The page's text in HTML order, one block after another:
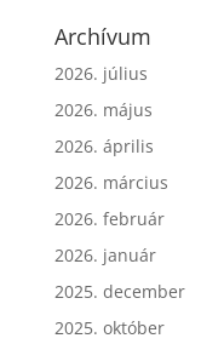
Archívum
2026. július
2026. május
2026. április
2026. március
2026. február
2026. január
2025. december
2025. október